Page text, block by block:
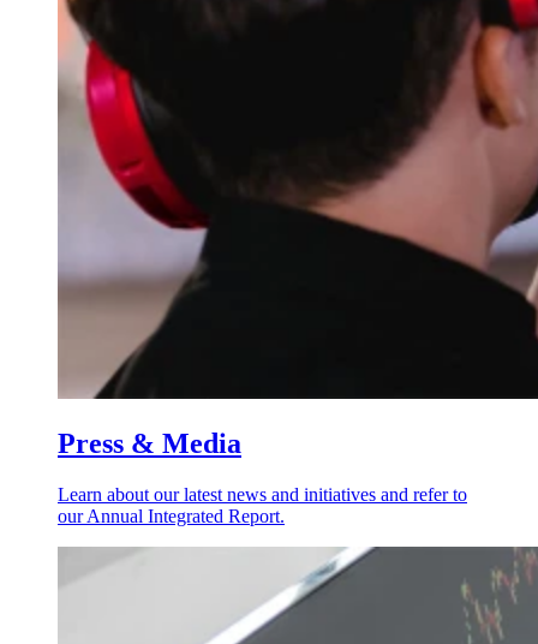
Press & Media
Learn about our latest news and initiatives and refer to
our Annual Integrated Report.